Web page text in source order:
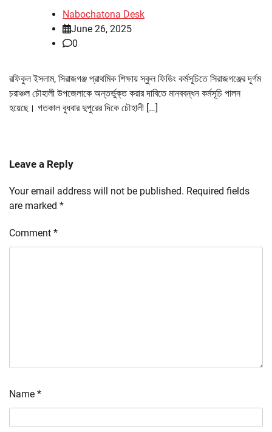
Nabochatona Desk
June 26, 2025
0
রফিকুল ইসলাম, সিরাজগঞ্জ প্রাথমিক শিক্ষায় স্কুল ফিডিং কর্মসূচিতে সিরাজগঞ্জের দূর্গম
চরাঞ্চল চৌহালী উপজেলাকে অন্তর্ভুক্ত করার দাবিতে মানববন্ধন কর্মসূচি পালন
হয়েছে। গতকাল বুধবার দুপুরের দিকে চৌহালী […]
Leave a Reply
Your email address will not be published. Required fields
are marked *
Comment *
Name *